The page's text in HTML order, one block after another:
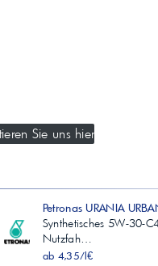
Sie uns hier
Petronas URANIA
Synthetisches 5W-30-
Nutzfah…
ab 4,35/l€